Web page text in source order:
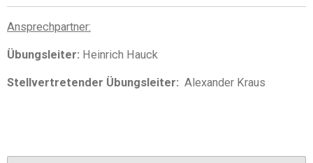
Ansprechpartner:
Übungsleiter: Heinrich Hauck
Stellvertretender Übungsleiter: Alexander Kraus